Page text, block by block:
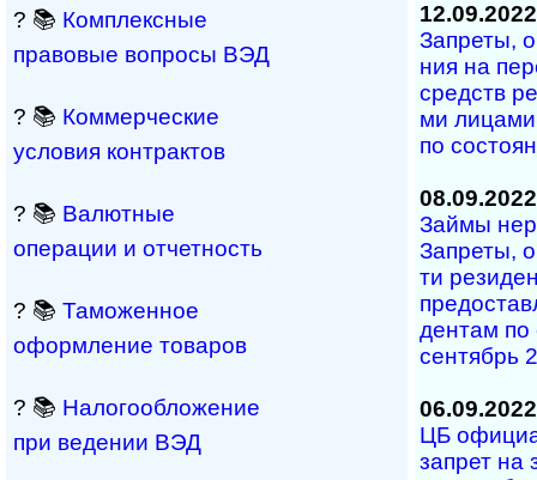
? 📚 Комплексные
правовые вопросы ВЭД
? 📚 Коммерческие
условия контрактов
? 📚 Валютные
операции и отчетность
? 📚 Таможенное
оформление товаров
? 📚 Налогообложение
при ведении ВЭД
12.09.2022
Запреты,
ния на
средств
ми
по
08.09.2022
Займы
Зап­ре­ты,
ти
ден­там по
сен­тябрь
06.09.2022
ЦБ
за­п­рет на